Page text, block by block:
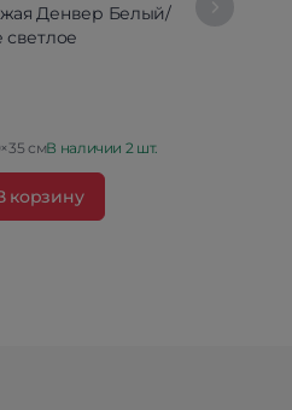
Денвер Белый/
светлое
смВ наличии 2 шт.
корзину